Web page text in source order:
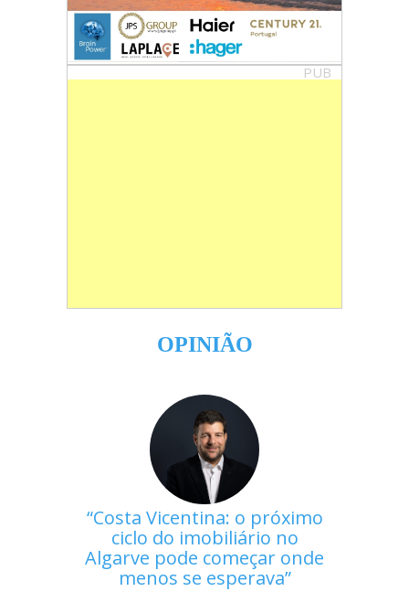
PUB
OPINIÃO
Costa Vicentina: o próximo
ciclo do imobiliário no
Algarve pode começar onde
menos se esperava